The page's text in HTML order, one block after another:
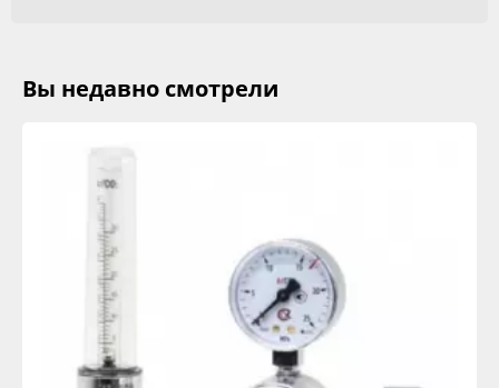
Вы недавно смотрели